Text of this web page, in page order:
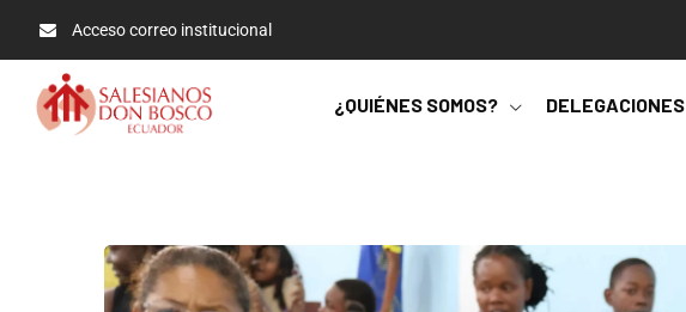
Acceso correo institucional
¿QUIÉNES SOMOS? DELEGACIONES